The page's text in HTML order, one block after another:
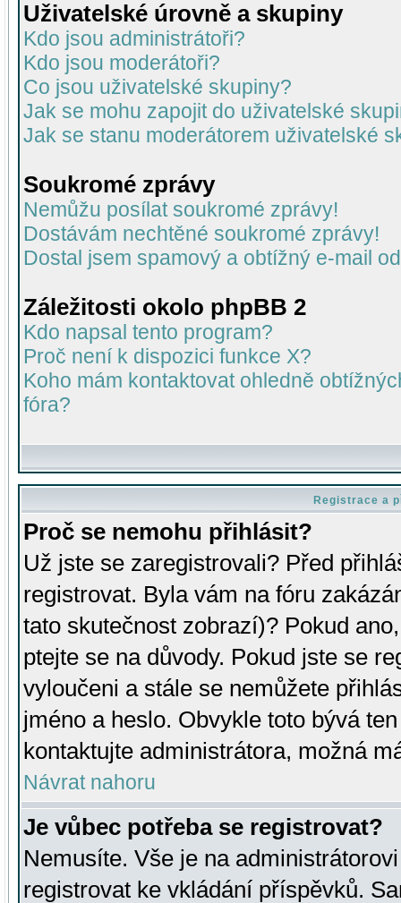
Uživatelské úrovně a skupiny
Kdo jsou administrátoři?
Kdo jsou moderátoři?
Co jsou uživatelské skupiny?
Jak se mohu zapojit do uživatelské
Jak se stanu moderátorem uživatelské
Soukromé zprávy
Nemůžu posílat soukromé zprávy!
Dostávám nechtěné soukromé zprávy!
Dostal jsem spamový a obtížný e-mail
Záležitosti okolo phpBB 2
Kdo napsal tento program?
Proč není k dispozici funkce X?
Koho mám kontaktovat ohledně
fóra?
Registrace a
Proč se nemohu přihlásit?
Už jste se zaregistrovali? Před
registrovat. Byla vám na fóru
tato skutečnost zobrazí)? Pokud
ptejte se na důvody. Pokud jste se
vyloučeni a stále se nemůžete
jméno a heslo. Obvykle toto bývá
kontaktujte administrátora, možná
Návrat nahoru
Je vůbec potřeba se registrovat?
Nemusíte. Vše je na
registrovat ke vkládání příspěvků.